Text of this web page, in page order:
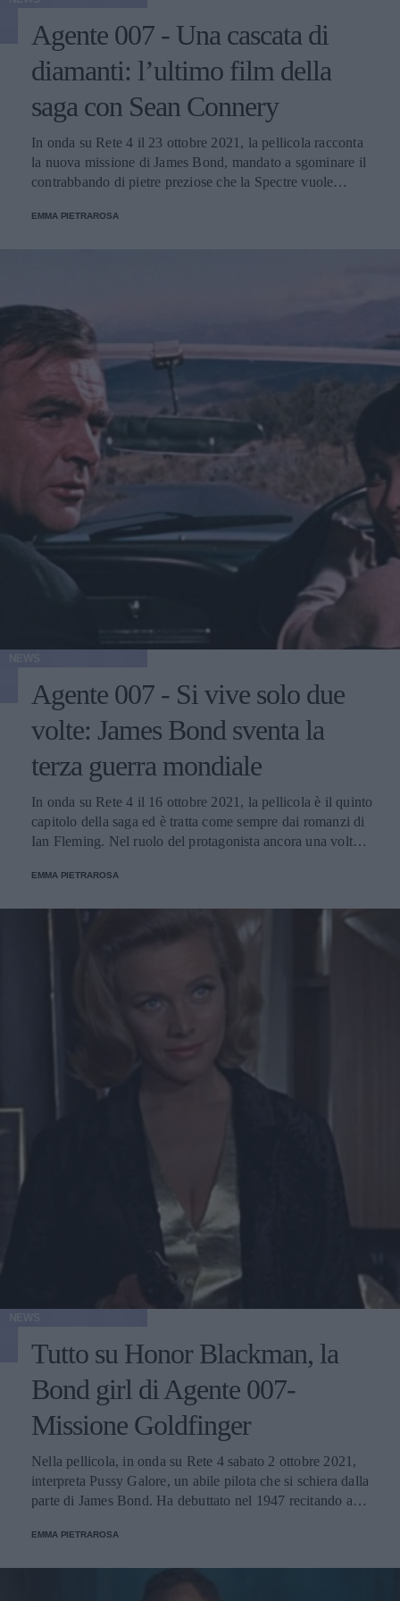
Agente 007 - Una cascata di
diamanti: l’ultimo film della
saga con Sean Connery
In onda su Rete 4 il 23 ottobre 2021, la pellicola racconta
la nuova missione di James Bond, mandato a sgominare il
contrabbando di pietre preziose che la Spectre vuole
EMMA PIETRAROSA
Agente 007 - Si vive solo due
volte: James Bond sventa la
terza guerra mondiale
In onda su Rete 4 il 16 ottobre 2021, la pellicola è il quinto
capitolo della saga ed è tratta come sempre dai romanzi di
Ian Fleming. Nel ruolo del protagonista ancora una volta
femminile del film.
EMMA PIETRAROSA
Tutto su Honor Blackman, la
Bond girl di Agente 007-
Missione Goldfinger
Nella pellicola, in onda su Rete 4 sabato 2 ottobre 2021,
interpreta Pussy Galore, un abile pilota che si schiera dalla
parte di James Bond. Ha debuttato nel 1947 recitando a
EMMA PIETRAROSA